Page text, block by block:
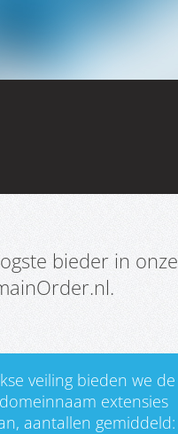
bieder in onze
veiling bieden we de
extensies
aantallen gemiddeld: